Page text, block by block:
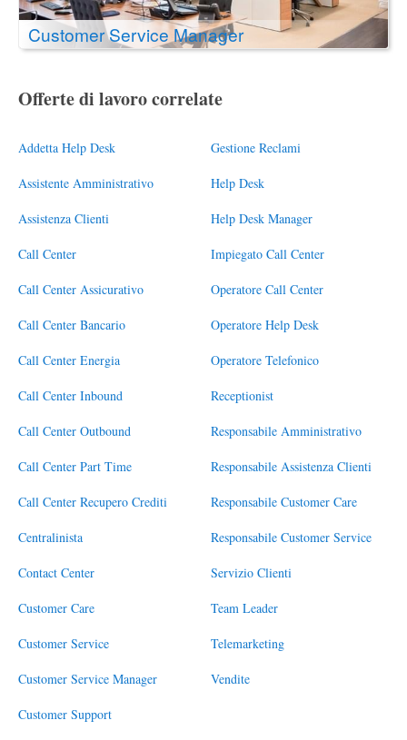
Customer Service Manager
Offerte di lavoro correlate
Addetta Help Desk
Assistente Amministrativo
Assistenza Clienti
Call Center
Call Center Assicurativo
Call Center Bancario
Call Center Energia
Call Center Inbound
Call Center Outbound
Call Center Part Time
Call Center Recupero Crediti
Centralinista
Contact Center
Customer Care
Customer Service
Customer Service Manager
Customer Support
Gestione Reclami
Help Desk
Help Desk Manager
Impiegato Call Center
Operatore Call Center
Operatore Help Desk
Operatore Telefonico
Receptionist
Responsabile Amministrativo
Responsabile Assistenza Clienti
Responsabile Customer Care
Responsabile Customer Service
Servizio Clienti
Team Leader
Telemarketing
Vendite